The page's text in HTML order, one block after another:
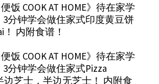
饭 COOK AT HOME》待在家学
3分钟学会做住家式印度黄豆饼
！ 内附食谱！
饭 COOK AT HOME》待在家学
分钟学会做住家式Pizza
边芝士，半边无芝士！ 内附食